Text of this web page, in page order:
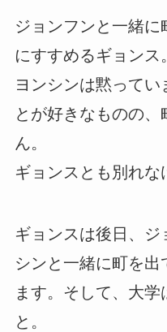
ジョンフンと一緒
にすすめるギョンス。
ヨンシンは黙ってい
とが好きなものの
ん。
ギョンスとも別れな
ギョンスは後日、
シンと一緒に町を出
ます。そして、大
と。